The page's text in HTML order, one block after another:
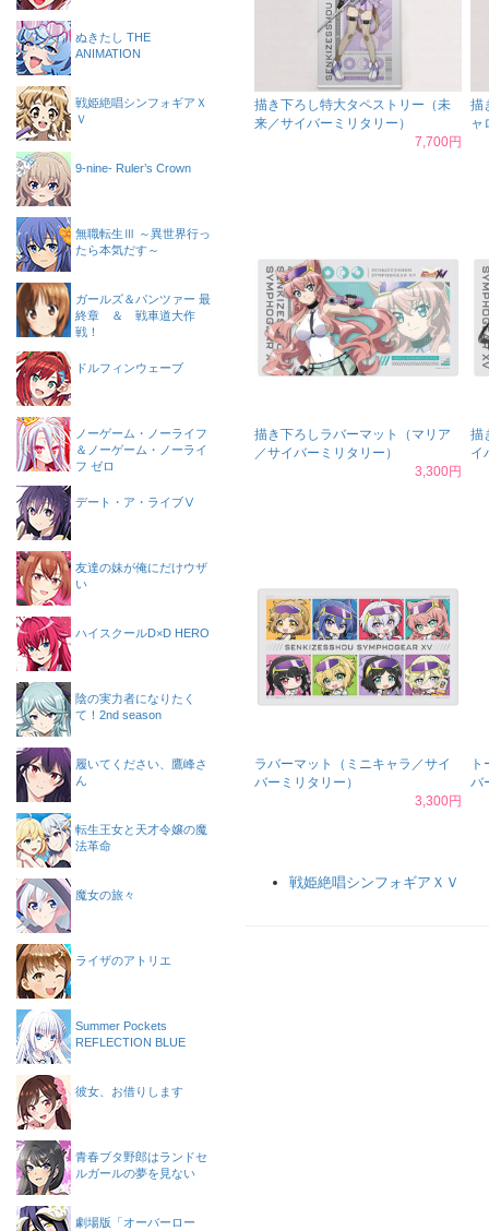
描き下ろし特大タペストリー（未
来／サイバーミリタリー）
7,700円
描
ャ
描き下ろしラバーマット（マリア
／サイバーミリタリー）
3,300円
描
イ
ラバーマット（ミニキャラ／サイ
バーミリタリー）
3,300円
バ
戦姫絶唱シンフォギアＸＶ
ぬきたし THE
ANIMATION
戦姫絶唱シンフォギアＸ
Ｖ
9-nine- Ruler’s Crown
無職転生Ⅲ ～異世界行っ
たら本気だす～
ガールズ＆パンツァー 最
終章 ＆ 戦車道大作
戦！
ドルフィンウェーブ
ノーゲーム・ノーライフ
＆ノーゲーム・ノーライ
フ ゼロ
デート・ア・ライブⅤ
友達の妹が俺にだけウザ
い
ハイスクールD×D HERO
陰の実力者になりたく
て！2nd season
履いてください、鷹峰さ
ん
転生王女と天才令嬢の魔
法革命
魔女の旅々
ライザのアトリエ
Summer Pockets
REFLECTION BLUE
彼女、お借りします
青春ブタ野郎はランドセ
ルガールの夢を見ない
劇場版「オーバーロー